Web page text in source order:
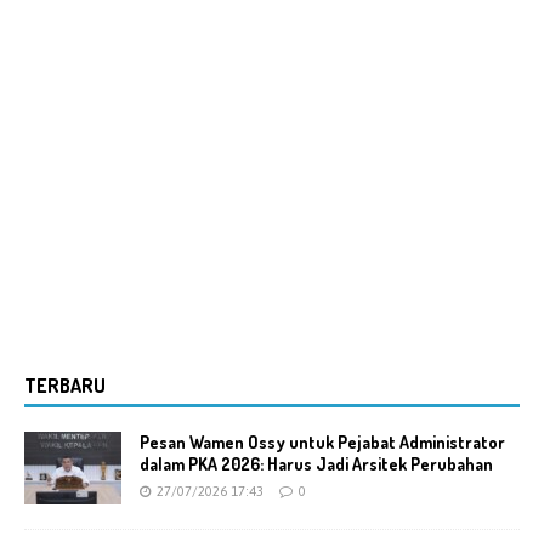
TERBARU
Pesan Wamen Ossy untuk Pejabat Administrator
dalam PKA 2026: Harus Jadi Arsitek Perubahan
27/07/2026 17:43 0